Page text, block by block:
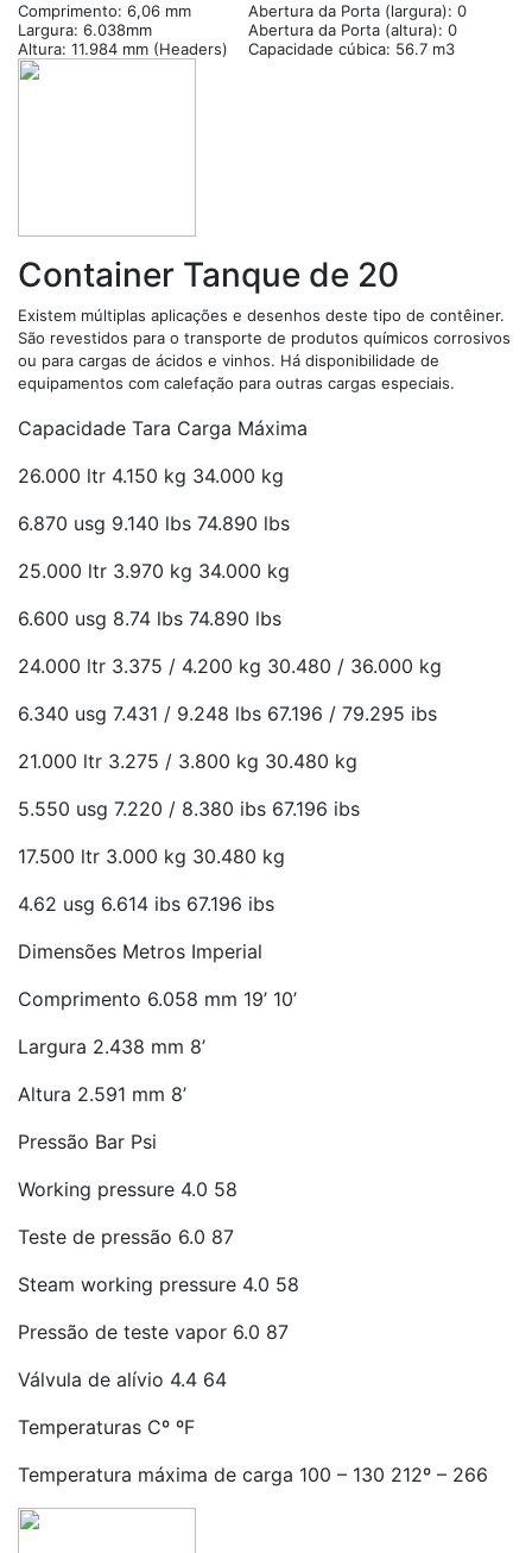
Comprimento: 6,06 mm
Abertura da Porta (largura): 0
Largura: 6.038mm
Abertura da Porta (altura): 0
Altura: 11.984 mm (Headers)
Capacidade cúbica: 56.7 m3
Container Tanque de 20
Existem múltiplas aplicações e desenhos deste tipo de contêiner.
São revestidos para o transpor­te de produtos químicos corrosivos
ou para cargas de ácidos e vinhos. Há disponibilidade de
equipamentos com calefação para outras cargas especiais.
Capacidade Tara Carga Máxima
26.000 ltr 4.150 kg 34.000 kg
6.870 usg 9.140 lbs 74.890 lbs
25.000 ltr 3.970 kg 34.000 kg
6.600 usg 8.74 lbs 74.890 lbs
24.000 ltr 3.375 / 4.200 kg 30.480 / 36.000 kg
6.340 usg 7.431 / 9.248 lbs 67.196 / 79.295 ibs
21.000 ltr 3.275 / 3.800 kg 30.480 kg
5.550 usg 7.220 / 8.380 ibs 67.196 ibs
17.500 ltr 3.000 kg 30.480 kg
4.62 usg 6.614 ibs 67.196 ibs
Dimensões Metros Imperial
Comprimento 6.058 mm 19’ 10’
Largura 2.438 mm 8’
Altura 2.591 mm 8’
Pressão Bar Psi
Working pressure 4.0 58
Teste de pressão 6.0 87
Steam working pressure 4.0 58
Pressão de teste vapor 6.0 87
Válvula de alívio 4.4 64
Temperaturas Cº ºF
Temperatura máxima de carga 100 – 130 212º – 266